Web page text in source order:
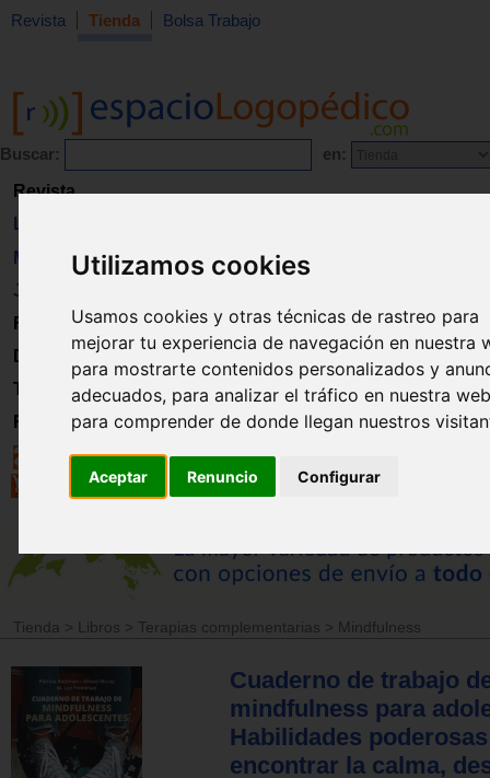
Utilizamos cookies
Usamos cookies y otras técnicas de rastreo para
mejorar tu experiencia de navegación en nuestra
para mostrarte contenidos personalizados y
adecuados, para analizar el tráfico en nuestra
para comprender de donde llegan nuestros
Aceptar Renuncio Configurar
Revista Tienda Bolsa Trabajo
Buscar: en:
Revista
Libros
Material
Juguetes
Formación
Directorio
Trabajo
Registro
Tienda > Libros > Terapias complementarias > Mindfulness
Cuaderno de trabajo
mindfulness para
Habilidades
encontrar la calma,